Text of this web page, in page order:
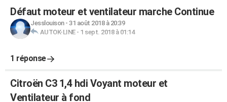
Défaut moteur et ventilateur marche Continue
Jesslouison- 31 août 2018 à 20:39
AUTOK-LINE- 1 sept. 2018 à 01:14
1 réponse
Citroën C3 1,4 hdi Voyant moteur et
Ventilateur à fond